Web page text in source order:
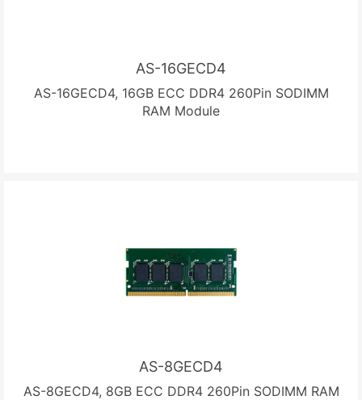
AS-16GECD4
AS-16GECD4, 16GB ECC DDR4 260Pin SODIMM
RAM Module
AS-8GECD4
AS-8GECD4, 8GB ECC DDR4 260Pin SODIMM RAM